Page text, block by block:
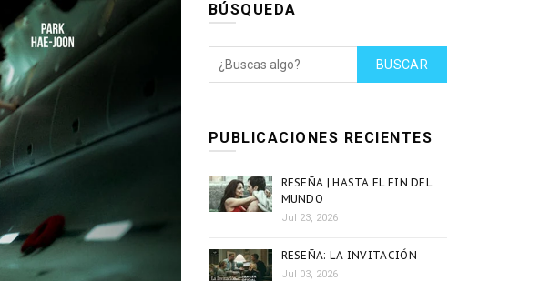
BÚSQUEDA
BUSCAR
PUBLICACIONES RECIENTES
RESEÑA | HASTA EL FIN DEL
MUNDO
Jul 23, 2026
RESEÑA: LA INVITACIÓN
Jul 03, 2026